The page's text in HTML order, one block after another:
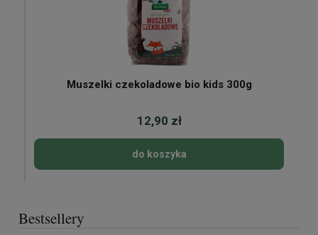
Muszelki czekoladowe bio kids 300g
12,90 zł
do koszyka
Bestsellery